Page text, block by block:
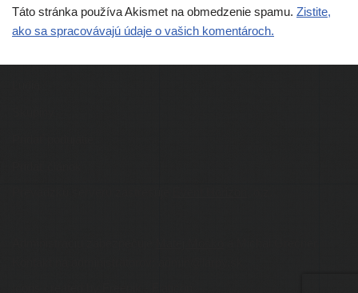
Táto stránka používa Akismet na obmedzenie spamu. Zistite,
ako sa spracovávajú údaje o vašich komentároch.